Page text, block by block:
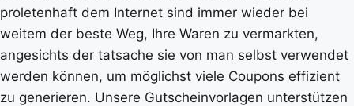
proletenhaft dem Internet sind immer wieder bei
weitem der beste Weg, Ihre Waren zu vermarkten,
angesichts der tatsache sie von man selbst verwendet
werden können, um möglichst viele Coupons effizient
zu generieren. Unsere Gutscheinvorlagen unterstützen